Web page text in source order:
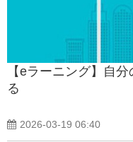
【eラーニング】自
る
2026-03-19 06:40